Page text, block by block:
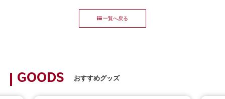
一覧へ戻る
GOODS おすすめグッズ